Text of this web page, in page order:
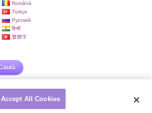
Română
Türkçe
Русский
हिन्दी
繁體字
Accept All Cookies